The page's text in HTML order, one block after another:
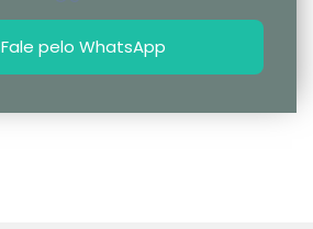
Fale pelo WhatsApp